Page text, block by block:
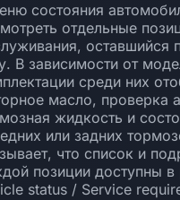
состояния
отдельные
оставшийся
В зависимости от
среди них
масло, проверка
жидкость и
или задних
что список и
позиции доступны в
status / Service